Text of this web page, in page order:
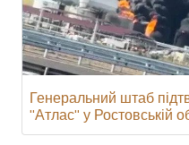
Генеральний штаб
"Атлас" у Ростовській